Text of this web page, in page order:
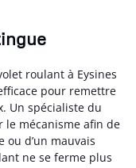
roulant à Eysines
pour remettre
Un spécialiste du
mécanisme afin de
ou d’un mauvais
ne se ferme plus